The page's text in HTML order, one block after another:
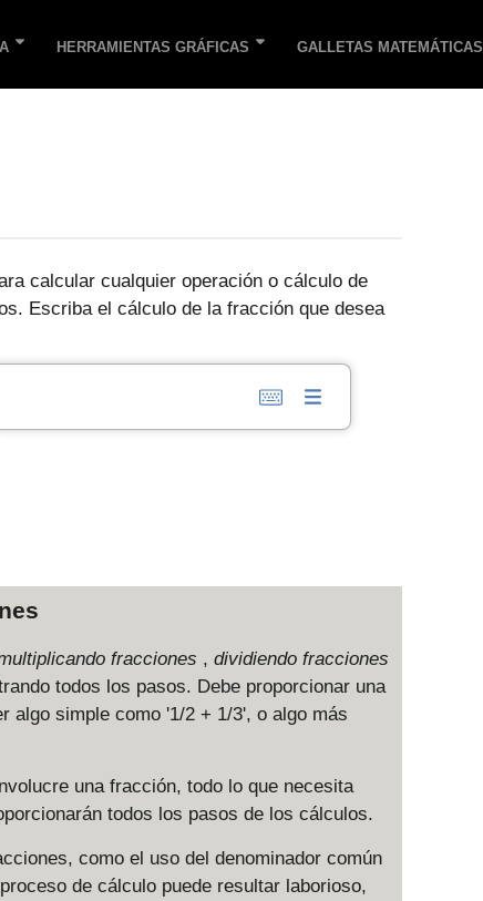
HERRAMIENTAS GRÁFICAS GALLETAS MATEMÁTICAS
calcular cualquier operación o cálculo de
Escriba el cálculo de la fracción que desea
fracciones , dividiendo fracciones
todos los pasos. Debe proporcionar una
algo simple como '1/2 + 1/3', o algo más
una fracción, todo lo que necesita
todos los pasos de los cálculos.
como el uso del denominador común
de cálculo puede resultar laborioso,